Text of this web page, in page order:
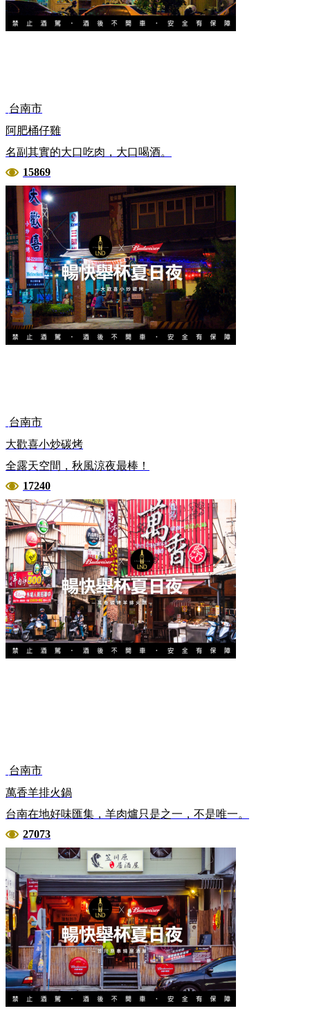
台南市
阿肥桶仔雞
名副其實的大口吃肉，大口喝酒。
15869
台南市
大歡喜小炒碳烤
全露天空間，秋風涼夜最棒！
17240
台南市
萬香羊排火鍋
台南在地好味匯集，羊肉爐只是之一，不是唯一。
27073